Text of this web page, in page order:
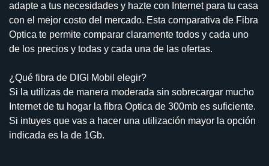
adapte a tus necesidades y hazte con Internet para tu casa
con el mejor costo del mercado. Esta comparativa de Fibra
Optica te permite comparar claramente todos y cada uno
de los precios y todas y cada una de las ofertas.
¿Qué fibra de DIGI Mobil elegir?
Si la utilizas de manera moderada sin sobrecargar mucho
Internet de tu hogar la fibra Optica de 300mb es suficiente.
Si intuyes que vas a hacer una utilización mayor la opción
indicada es la de 1Gb.